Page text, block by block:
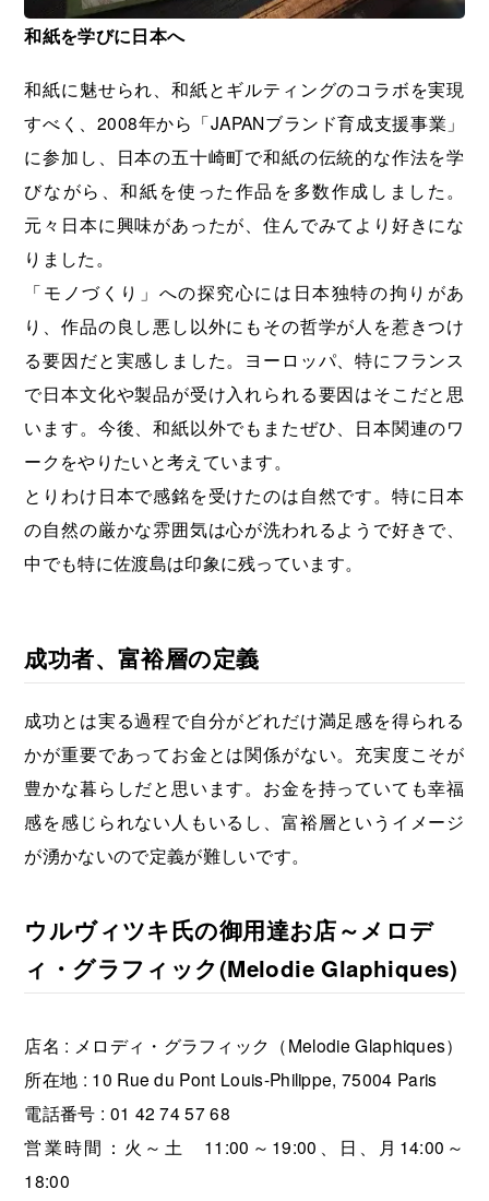
和紙を学びに日本へ
和紙に魅せられ、和紙とギルティングのコラボを実現
すべく、2008年から「JAPANブランド育成支援事業」
に参加し、日本の五十崎町で和紙の伝統的な作法を学
びながら、和紙を使った作品を多数作成しました。
元々日本に興味があったが、住んでみてより好きにな
りました。
「モノづくり」への探究心には日本独特の拘りがあ
り、作品の良し悪し以外にもその哲学が人を惹きつけ
る要因だと実感しました。ヨーロッパ、特にフランス
で日本文化や製品が受け入れられる要因はそこだと思
います。今後、和紙以外でもまたぜひ、日本関連のワ
ークをやりたいと考えています。
とりわけ日本で感銘を受けたのは自然です。特に日本
の自然の厳かな雰囲気は心が洗われるようで好きで、
中でも特に佐渡島は印象に残っています。
成功者、富裕層の定義
成功とは実る過程で自分がどれだけ満足感を得られる
かが重要であってお金とは関係がない。充実度こそが
豊かな暮らしだと思います。お金を持っていても幸福
感を感じられない人もいるし、富裕層というイメージ
が湧かないので定義が難しいです。
ウルヴィツキ氏の御用達お店～メロデ
ィ・グラフィック(Melodie Glaphiques)
店名 : メロディ・グラフィック（Melodie Glaphiques）
所在地 : 10 Rue du Pont Louis-Philippe, 75004 Paris
電話番号 : 01 42 74 57 68
営業時間：火～土 11:00～19:00、日、月14:00～
18:00